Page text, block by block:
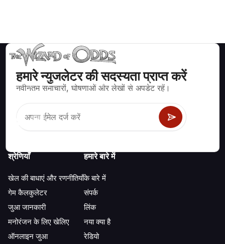
हमारे न्युजलेटर की सदस्यता प्राप्त करें
नवीनतम समाचारों, घोषणाओं और लेखों से अपडेट रहें।
ब्लैकजैक, क्रेप्स, रूलेट और अन्य सैकड़ों कैसीनो खेलों के लिए गणितीय रूप से सही
श्रेणियाँ
खेल की बाधाएं और रणनीतियाँ
गेम कैलकुलेटर
जुआ जानकारी
मनोरंजन के लिए खेलिए
ऑनलाइन जुआ
हमारे बारे में
के बारे में
संपर्क
लिंक
नया क्या है
रेडियो